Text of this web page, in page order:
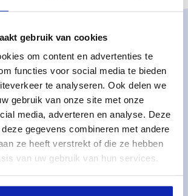
gebruik van cookies
om content en advertenties te
functies voor social media te bieden
te analyseren. Ook delen we
gebruik van onze site met onze
media, adverteren en analyse. Deze
gegevens combineren met andere
ze heeft verstrekt of die ze hebben
van uw gebruik van hun services.
gérés